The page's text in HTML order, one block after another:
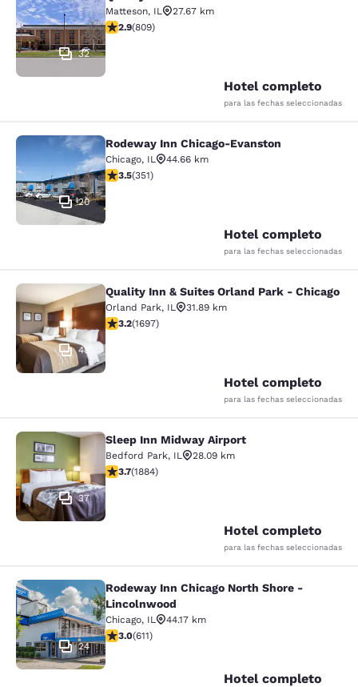
32
Matteson, IL
27.67 km
calificación de 2.87 estrellas. Feria. 809 reseñas
2.9(809)
Hotel completo
para las fechas seleccionadas
Rodeway Inn Chicago-Evanston
20
Rodeway Inn Chicago-Evanston
Chicago, IL
44.66 km
calificación de 3.47 estrellas. Bueno. 351 reseñas
3.5(351)
Hotel completo
para las fechas seleccionadas
Quality Inn & Suites Orland Park -
48
Quality Inn & Suites Orland Park - Chicago
Orland Park, IL
31.89 km
calificación de 3.22 estrellas. Bueno. 1697 reseñas
3.2(1697)
Hotel completo
para las fechas seleccionadas
Sleep Inn Midway Airport
37
Sleep Inn Midway Airport
Bedford Park, IL
28.09 km
calificación de 3.71 estrellas. Bueno. 1884 reseñas
3.7(1884)
Hotel completo
para las fechas seleccionadas
Rodeway Inn Chicago North Shore
24
Rodeway Inn Chicago North Shore -
Lincolnwood
Chicago, IL
44.17 km
calificación de 2.98 estrellas. Feria. 611 reseñas
3.0(611)
Hotel completo